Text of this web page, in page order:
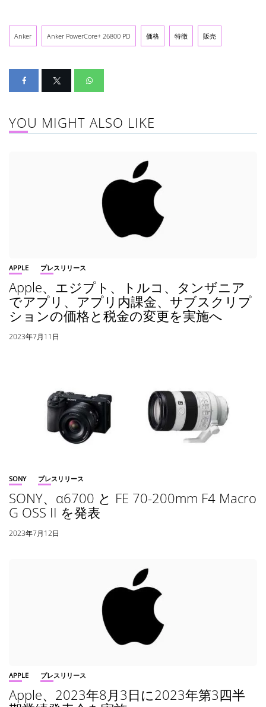
Anker Anker PowerCore+ 26800 PD 価格 特徴 販売
YOU MIGHT ALSO LIKE
APPLE プレスリリース
Apple、エジプト、トルコ、タンザニア
でアプリ、アプリ内課金、サブスクリプ
ションの価格と税金の変更を実施へ
2023年7月11日
SONY プレスリリース
SONY、α6700 と FE 70-200mm F4 Macro
G OSS II を発表
2023年7月12日
APPLE プレスリリース
Apple、2023年8月3日に2023年第3四半